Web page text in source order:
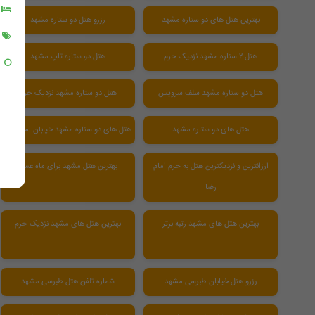
بهترین هتل های دو ستاره مشهد رزرو هتل دو ستاره مشهد
هتل ۲ ستاره مشهد نزدیک حرم هتل دو ستاره تاپ مشهد
هتل دو ستاره مشهد سلف سرویس هتل دو ستاره مشهد نزدیک حرم
هتل های دو ستاره مشهد هتل های دو ستاره مشهد خیابان امام رضا
ارزانترین و نزدیکترین هتل به حرم امام
رضا
بهترین هتل مشهد برای ماه عسل
بهترین هتل های مشهد رتبه برتر بهترین هتل های مشهد نزدیک حرم
رزرو هتل خیابان طبرسی مشهد شماره تلفن هتل طبرسی مشهد